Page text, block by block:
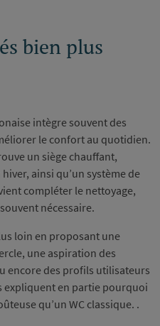
bien plus
intègre souvent des
le confort au quotidien.
un siège chauffant,
ainsi qu’un système de
compléter le nettoyage,
nécessaire.
loin en proposant une
une aspiration des
encore des profils utilisateurs
expliquent en partie pourquoi
qu’un WC classique. .